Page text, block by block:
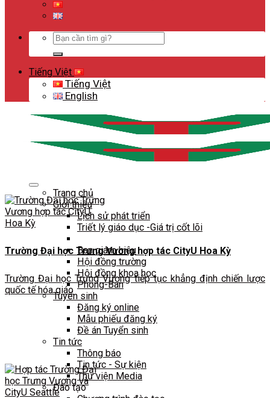
Search
Tiếng Việt
Tiếng Việt
English
Trang chủ
Giới thiệu
Lịch sử phát triển
Triết lý giáo dục -Giá trị cốt lõi
Ban giám hiệu
Hội đồng trường
Hội đồng khoa học
Phòng-Ban
Tuyển sinh
Đăng ký online
Mẫu phiếu đăng ký
Đề án Tuyển sinh
Tin tức
Thông báo
Tin tức - Sự kiện
Thư viện Media
Đào tạo
Trường Đại học Trưng Vương hợp tác CityU Hoa Kỳ
Trường Đại học Trưng Vương tiếp tục khẳng định chiến lược
quốc tế hóa giáo